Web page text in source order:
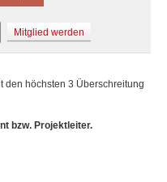
Mitglied werden
den höchsten 3 Überschreitung
bzw. Projektleiter.